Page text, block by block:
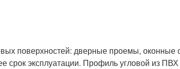
поверхностей: дверные проемы, оконные
эксплуатации. Профиль угловой из ПВХ